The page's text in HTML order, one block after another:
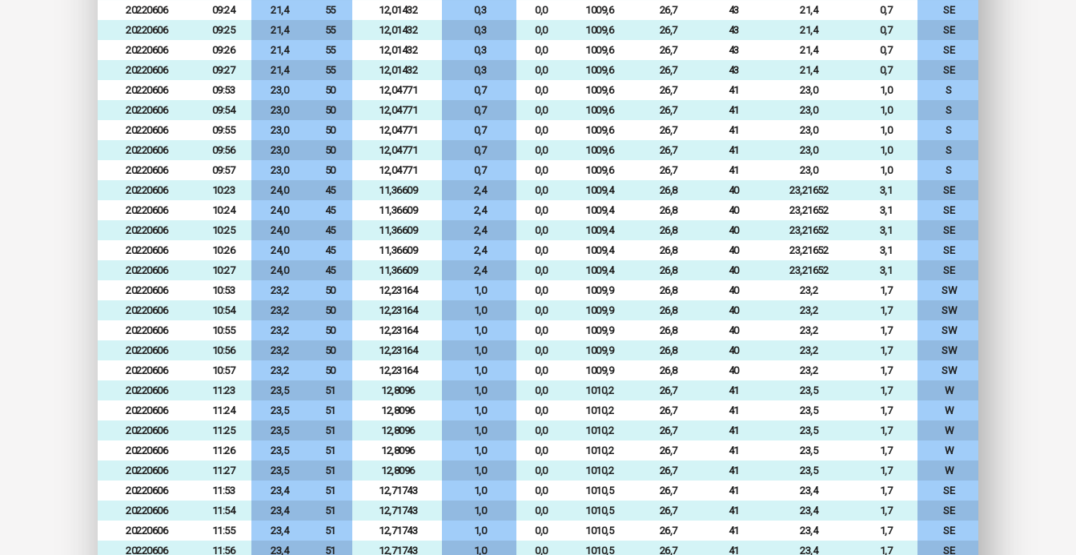
20220606
09:24 21,4 55 12,01432 0,3 0,0 1009,6 26,7 43 21,4 0,7
SE
20220606
09:25 21,4 55 12,01432 0,3 0,0 1009,6 26,7 43 21,4 0,7
SE
20220606
09:26 21,4 55 12,01432 0,3 0,0 1009,6 26,7 43 21,4 0,7
SE
20220606
09:27 21,4 55 12,01432 0,3 0,0 1009,6 26,7 43 21,4 0,7
SE
20220606
09:53 23,0 50 12,04771 0,7 0,0 1009,6 26,7 41 23,0 1,0
S
20220606
09:54 23,0 50 12,04771 0,7 0,0 1009,6 26,7 41 23,0 1,0
S
20220606
09:55 23,0 50 12,04771 0,7 0,0 1009,6 26,7 41 23,0 1,0
S
20220606
09:56 23,0 50 12,04771 0,7 0,0 1009,6 26,7 41 23,0 1,0
S
20220606
09:57 23,0 50 12,04771 0,7 0,0 1009,6 26,7 41 23,0 1,0
S
20220606
10:23 24,0 45 11,36609 2,4 0,0 1009,4 26,8 40 23,21652 3,1
SE
20220606
10:24 24,0 45 11,36609 2,4 0,0 1009,4 26,8 40 23,21652 3,1
SE
20220606
10:25 24,0 45 11,36609 2,4 0,0 1009,4 26,8 40 23,21652 3,1
SE
20220606
10:26 24,0 45 11,36609 2,4 0,0 1009,4 26,8 40 23,21652 3,1
SE
20220606
10:27 24,0 45 11,36609 2,4 0,0 1009,4 26,8 40 23,21652 3,1
SE
20220606
10:53 23,2 50 12,23164 1,0 0,0 1009,9 26,8 40 23,2 1,7
SW
20220606
10:54 23,2 50 12,23164 1,0 0,0 1009,9 26,8 40 23,2 1,7
SW
20220606
10:55 23,2 50 12,23164 1,0 0,0 1009,9 26,8 40 23,2 1,7
SW
20220606
10:56 23,2 50 12,23164 1,0 0,0 1009,9 26,8 40 23,2 1,7
SW
20220606
10:57 23,2 50 12,23164 1,0 0,0 1009,9 26,8 40 23,2 1,7
SW
20220606
11:23 23,5 51 12,8096 1,0 0,0 1010,2 26,7 41 23,5 1,7
W
20220606
11:24 23,5 51 12,8096 1,0 0,0 1010,2 26,7 41 23,5 1,7
W
20220606
11:25 23,5 51 12,8096 1,0 0,0 1010,2 26,7 41 23,5 1,7
W
20220606
11:26 23,5 51 12,8096 1,0 0,0 1010,2 26,7 41 23,5 1,7
W
20220606
11:27 23,5 51 12,8096 1,0 0,0 1010,2 26,7 41 23,5 1,7
W
20220606
11:53 23,4 51 12,71743 1,0 0,0 1010,5 26,7 41 23,4 1,7
SE
20220606
11:54 23,4 51 12,71743 1,0 0,0 1010,5 26,7 41 23,4 1,7
SE
20220606
11:55 23,4 51 12,71743 1,0 0,0 1010,5 26,7 41 23,4 1,7
SE
20220606
11:56 23,4 51 12,71743 1,0 0,0 1010,5 26,7 41 23,4 1,7 SE